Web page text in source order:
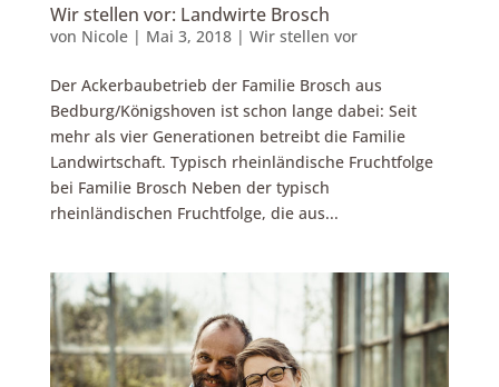
Wir stellen vor: Landwirte Brosch
von Nicole| Mai 3, 2018| Wir stellen vor
Der Ackerbaubetrieb der Familie Brosch aus
Bedburg/Königshoven ist schon lange dabei: Seit
mehr als vier Generationen betreibt die Familie
Landwirtschaft. Typisch rheinländische Fruchtfolge
bei Familie Brosch Neben der typisch
rheinländischen Fruchtfolge, die aus...